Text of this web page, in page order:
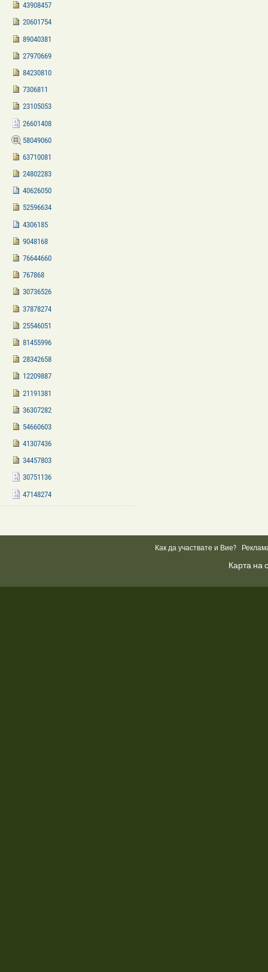
43908457
20601754
89040381
27970669
84230810
7306811
23105053
26601408
58049060
63710081
24802283
40626050
52596634
4306185
9048168
76644660
767868
30736526
37878274
25546051
81455996
28342658
12209887
21191381
36307282
54660603
41307436
34457803
30751136
47148274
Как да участвате и Вие?
Карта на